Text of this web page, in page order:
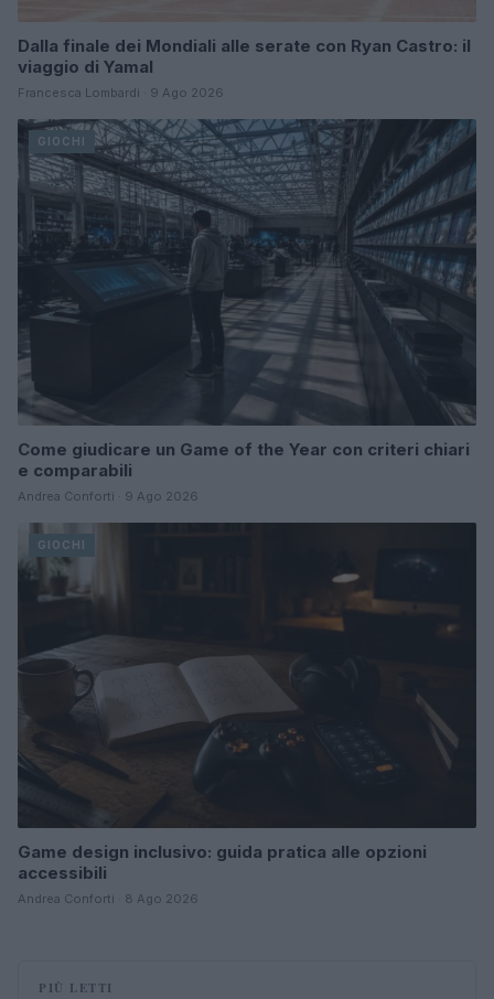
Dalla finale dei Mondiali alle serate con Ryan Castro: il
viaggio di Yamal
Francesca Lombardi · 9 Ago 2026
GIOCHI
Come giudicare un Game of the Year con criteri chiari
e comparabili
Andrea Conforti · 9 Ago 2026
GIOCHI
Game design inclusivo: guida pratica alle opzioni
accessibili
Andrea Conforti · 8 Ago 2026
PIÙ LETTI